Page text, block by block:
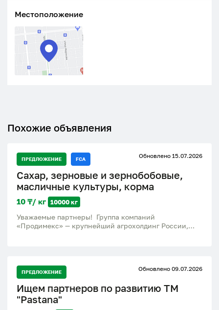
Местоположение
Похожие объявления
ПРЕДЛОЖЕНИЕ FCA Обновлено 15.07.2026
Сахар, зерновые и зернобобовые,
масличные культуры, корма
10 ₸/ кг 10000 кг
Уважаемые партнеры! Группа компаний
«Продимекс» — крупнейший агрохолдинг России,
поставок на внешние рынки. * Ассортимент и
продукция: - Сахар: Белый сахар-песок (ГОСТ, ТС2,
Экстра). Фасовка: мешки 50 кг, биг-бэги,
потребительская розничная упаковка. - Зерновые и
зернобобовые: Пшеница (продовольственная /
ПРЕДЛОЖЕНИЕ Обновлено 09.07.2026
Ищем партнеров по развитию ТМ
"Pastana"